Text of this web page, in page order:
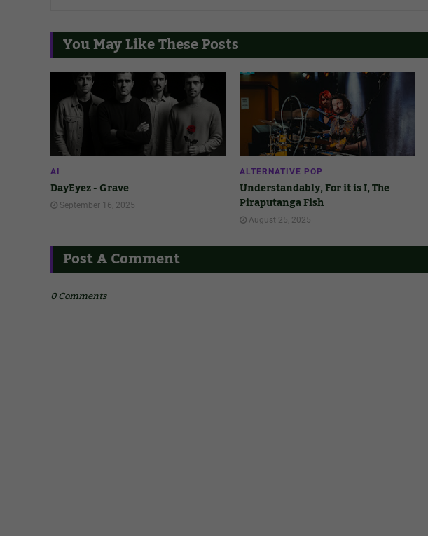
You May Like These Posts
AI
DayEyez - Grave
September 16, 2025
ALTERNATIVE POP
Understandably, For it is I, The
Piraputanga Fish
August 25, 2025
Post A Comment
0 Comments